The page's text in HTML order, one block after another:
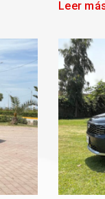
Leer